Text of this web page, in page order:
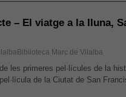
– El viatge a la lluna,
Marc de Vilalba
les primeres pel·lícules de la
de la Ciutat de San